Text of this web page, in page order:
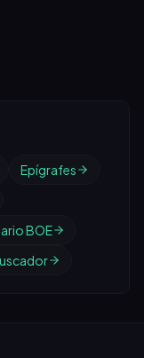
Epígrafes
BOE